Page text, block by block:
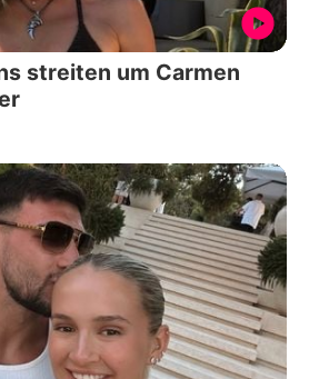
streiten um Carmen